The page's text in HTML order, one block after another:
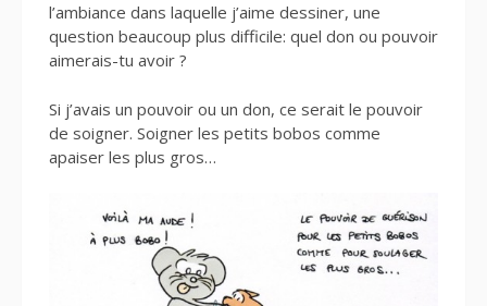
l’ambiance dans laquelle j’aime dessiner, une
question beaucoup plus difficile: quel don ou pouvoir
aimerais-tu avoir ?
Si j’avais un pouvoir ou un don, ce serait le pouvoir
de soigner. Soigner les petits bobos comme
apaiser les plus gros…